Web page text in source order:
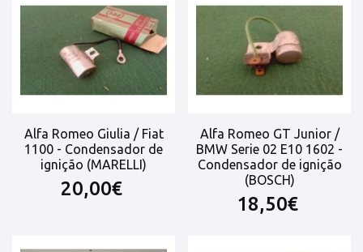
Alfa Romeo Giulia / Fiat
1100 - Condensador de
ignição (MARELLI)
20,00€
Alfa Romeo GT Junior /
BMW Serie 02 E10 1602 -
Condensador de ignição
(BOSCH)
18,50€